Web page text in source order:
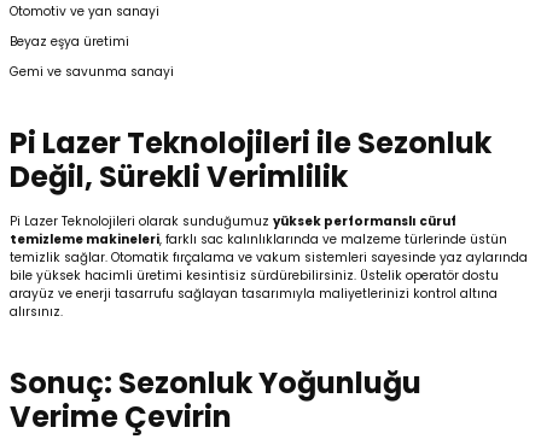
Otomotiv ve yan sanayi
Beyaz eşya üretimi
Gemi ve savunma sanayi
Pi Lazer Teknolojileri ile Sezonluk
Değil, Sürekli Verimlilik
Pi Lazer Teknolojileri olarak sunduğumuz yüksek performanslı cüruf
temizleme makineleri, farklı sac kalınlıklarında ve malzeme türlerinde üstün
temizlik sağlar. Otomatik fırçalama ve vakum sistemleri sayesinde yaz aylarında
bile yüksek hacimli üretimi kesintisiz sürdürebilirsiniz. Üstelik operatör dostu
arayüz ve enerji tasarrufu sağlayan tasarımıyla maliyetlerinizi kontrol altına
alırsınız.
Sonuç: Sezonluk Yoğunluğu
Verime Çevirin